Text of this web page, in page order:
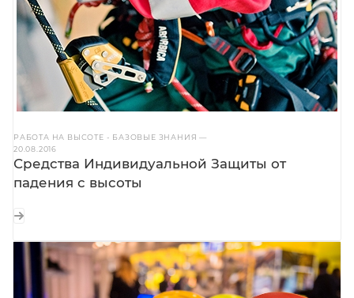
РАБОТА НА ВЫСОТЕ - БАЗОВЫЕ ЗНАНИЯ—
20.08.2016
Средства Индивидуальной Защиты от
падения с высоты